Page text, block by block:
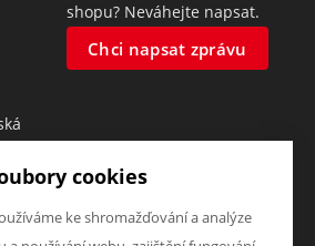
shopu? Neváhejte napsat.
Chci napsat zprávu
u
cookies
ke shromažďování a analýze